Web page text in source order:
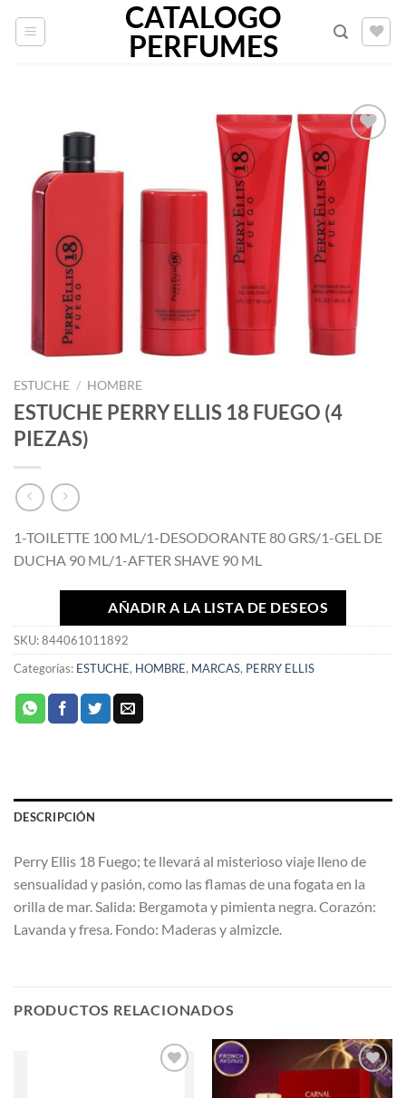
CATALOGO
PERFUMES
AÑADIR
A LA
LISTA
DE
DESEOS
ESTUCHE / HOMBRE
ESTUCHE PERRY ELLIS 18 FUEGO (4
PIEZAS)
1-TOILETTE 100 ML/1-DESODORANTE 80 GRS/1-GEL DE
DUCHA 90 ML/1-AFTER SHAVE 90 ML
AÑADIR A LA LISTA DE DESEOS
SKU:844061011892
Categorías: ESTUCHE, HOMBRE, MARCAS, PERRY ELLIS
DESCRIPCIÓN
Perry Ellis 18 Fuego; te llevará al misterioso viaje lleno de
sensualidad y pasión, como las flamas de una fogata en la
orilla de mar. Salida: Bergamota y pimienta negra. Corazón:
Lavanda y fresa. Fondo: Maderas y almizcle.
PRODUCTOS RELACIONADOS